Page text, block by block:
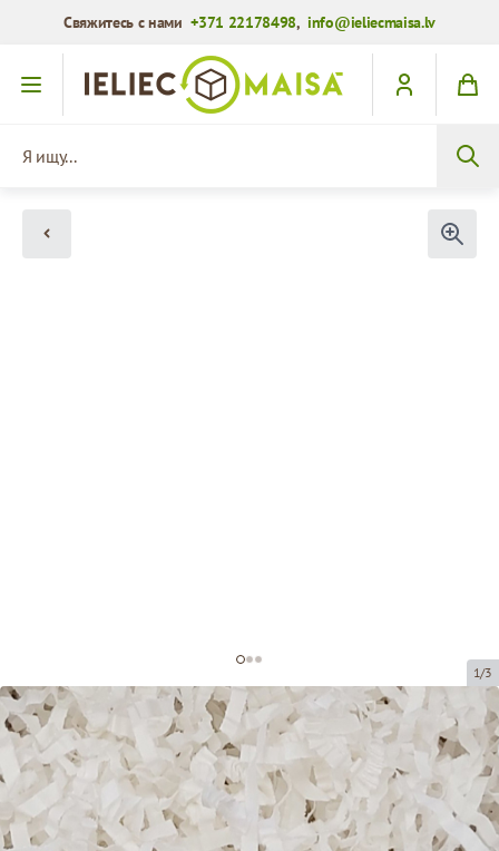
Свяжитесь с нами+371 22178498,info@ieliecmaisa.lv
Перейти к содержимому
1/3
Бумажная стружка для
декорирования
Код товара: DS201-5